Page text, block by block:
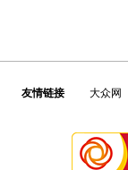
友情链接 大众网